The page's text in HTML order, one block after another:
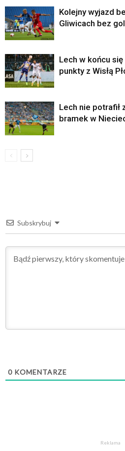
Kolejny wyjazd
Gliwicach bez
Lech w końcu się
punkty z Wisłą
Lech nie potrafił
bramek w
Subskrybuj
0 KOMENTARZE
Reklama